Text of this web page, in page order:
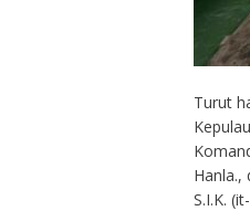
Turut
Hanla.,
S.I.K.